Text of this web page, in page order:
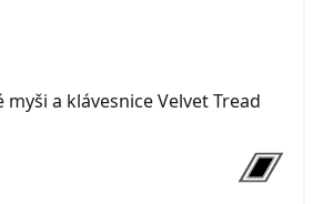
a klávesnice Velvet Tread